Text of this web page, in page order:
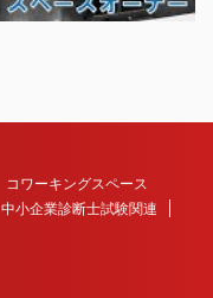
コワーキングスペース
中小企業診断士試験関連